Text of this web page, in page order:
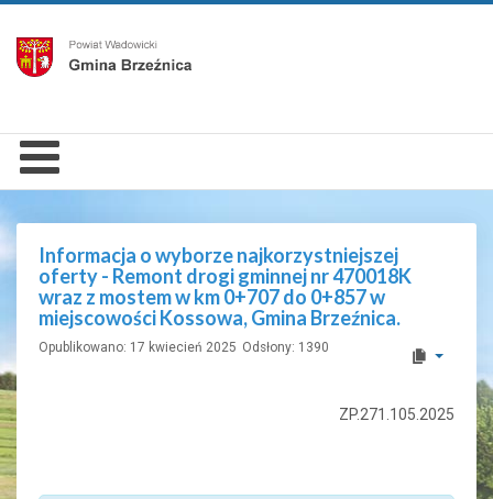
Informacja o wyborze najkorzystniejszej
oferty - Remont drogi gminnej nr 470018K
wraz z mostem w km 0+707 do 0+857 w
miejscowości Kossowa, Gmina Brzeźnica.
Opublikowano: 17 kwiecień 2025 Odsłony: 1390
ZP.271.105.2025